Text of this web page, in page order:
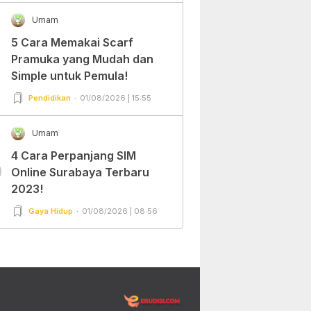
Umam
5 Cara Memakai Scarf
Pramuka yang Mudah dan
Simple untuk Pemula!
Pendidikan 01/08/2026 | 15:55
Umam
4 Cara Perpanjang SIM
Online Surabaya Terbaru
2023!
Gaya Hidup 01/08/2026 | 08:56